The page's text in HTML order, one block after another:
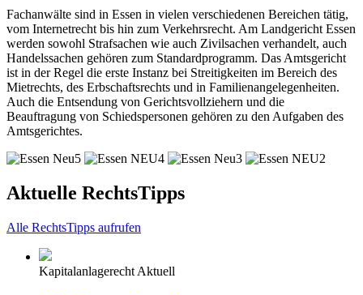
Fachanwälte sind in Essen in vielen verschiedenen Bereichen tätig,
vom Internetrecht bis hin zum Verkehrsrecht. Am Landgericht Essen
werden sowohl Strafsachen wie auch Zivilsachen verhandelt, auch
Handelssachen gehören zum Standardprogramm. Das Amtsgericht
ist in der Regel die erste Instanz bei Streitigkeiten im Bereich des
Mietrechts, des Erbschaftsrechts und in Familienangelegenheiten.
Auch die Entsendung von Gerichtsvollziehern und die
Beauftragung von Schiedspersonen gehören zu den Aufgaben des
Amtsgerichtes.
Aktuelle RechtsTipps
Alle RechtsTipps aufrufen
Kapitalanlagerecht Aktuell